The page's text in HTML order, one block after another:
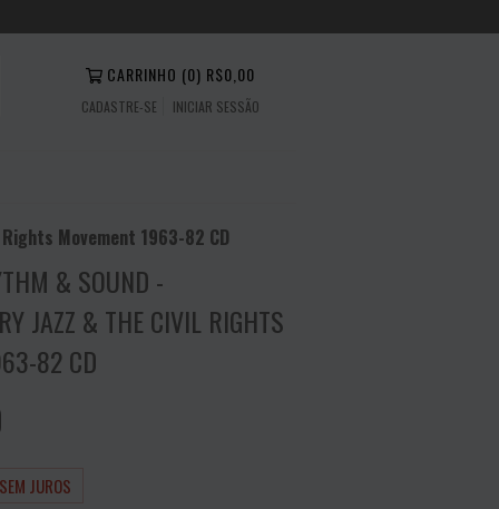
CARRINHO (0) R$0,00
CADASTRE-SE INICIAR SESSÃO
Movement 1963-82 CD
& SOUND -
JAZZ & THE CIVIL RIGHTS
82 CD
SEM JUROS